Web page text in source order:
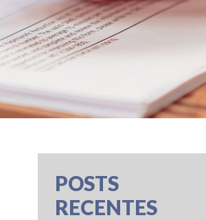
POSTS
RECENTES